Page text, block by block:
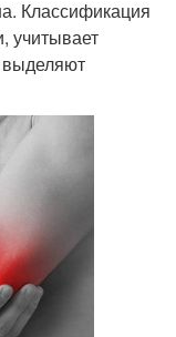
Классификация
учитывает
выделяют